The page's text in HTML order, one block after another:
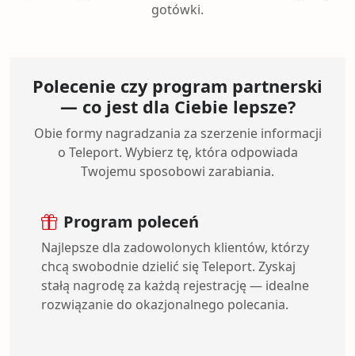
gotówki.
Polecenie czy program partnerski
— co jest dla Ciebie lepsze?
Obie formy nagradzania za szerzenie informacji
o Teleport. Wybierz tę, która odpowiada
Twojemu sposobowi zarabiania.
Program poleceń
Najlepsze dla zadowolonych klientów, którzy
chcą swobodnie dzielić się Teleport. Zyskaj
stałą nagrodę za każdą rejestrację — idealne
rozwiązanie do okazjonalnego polecania.